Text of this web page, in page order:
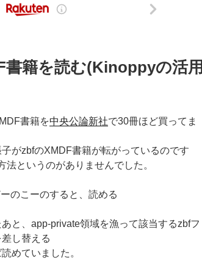
籍を読む(Kinoppyの活用
書籍を中央公論新社で30冊ほど買ってま
がzbfのXMDF書籍が転がっているのです
というのがありませんでした。
のこーのすると、読める
と、app-private領域を漁って該当するzbfフ
し替える
めていました。